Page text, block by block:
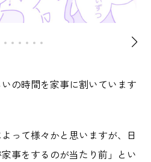
の時間を家事に割いています
って様々かと思いますが、日
事をするのが当たり前」とい